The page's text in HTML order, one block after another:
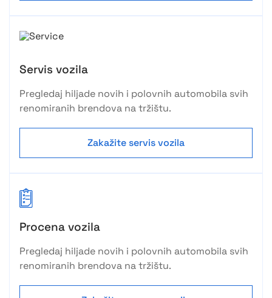
Servis vozila
Pregledaj hiljade novih i polovnih automobila svih
renomiranih brendova na tržištu.
Zakažite servis vozila
Procena vozila
Pregledaj hiljade novih i polovnih automobila svih
renomiranih brendova na tržištu.